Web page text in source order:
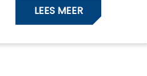
LEES MEER